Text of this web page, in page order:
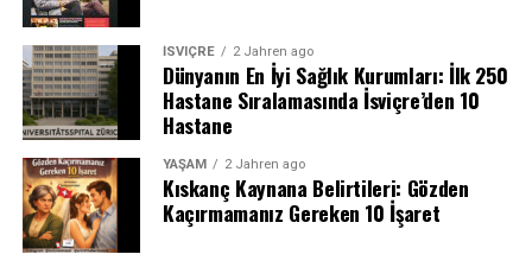
İSVIÇRE 2 Jahren ago
Dünyanın En İyi Sağlık Kurumları: İlk 250
Hastane Sıralamasında İsviçre’den 10
Hastane
YAŞAM 2 Jahren ago
Kıskanç Kaynana Belirtileri: Gözden
Kaçırmamanız Gereken 10 İşaret